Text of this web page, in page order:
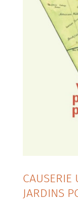
CAUSERIE
JARDINS